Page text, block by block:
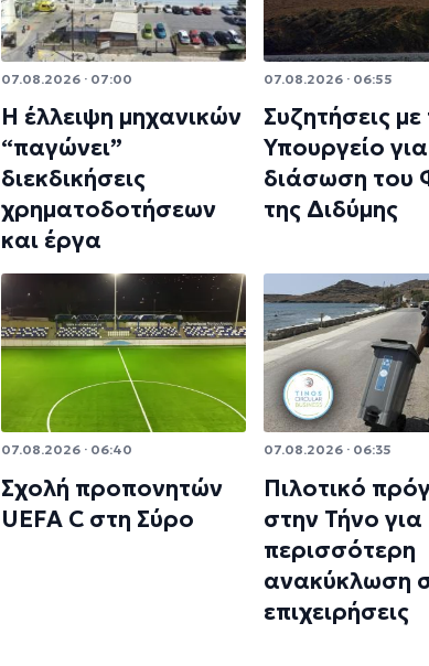
07.08.2026 · 07:00
Η έλλειψη μηχανικών
“παγώνει”
διεκδικήσεις
χρηματοδοτήσεων
και έργα
07.08.2026 · 06:55
Συζητήσεις με
Υπουργείο
διάσωση του
της Διδύμης
07.08.2026 · 06:40
Σχολή προπονητών
UEFA C στη Σύρο
07.08.2026 · 06:35
Πιλοτικό
στην Τήνο για
περισσότερη
ανακύκλωση
επιχειρήσεις